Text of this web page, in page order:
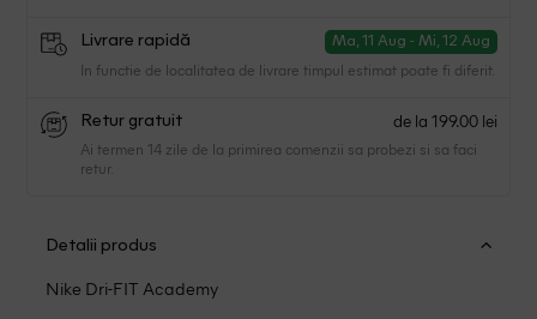
Livrare rapidă Ma, 11 Aug - Mi, 12 Aug
In functie de localitatea de livrare timpul estimat poate fi diferit.
Retur gratuit de la 199.00 lei
Ai termen 14 zile de la primirea comenzii sa probezi si sa faci
retur.
Detalii produs
Nike Dri-FIT Academy